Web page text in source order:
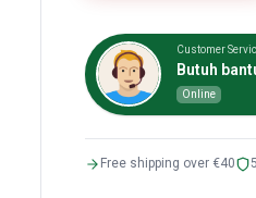
Customer
Butuh
Online
Free shipping over €40